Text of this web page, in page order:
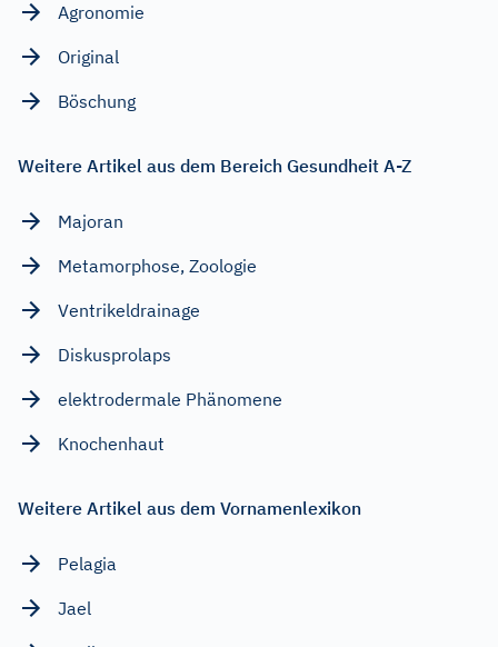
Agronomie
Original
Böschung
Weitere Artikel aus dem Bereich Gesundheit A-Z
Majoran
Metamorphose, Zoologie
Ventrikeldrainage
Diskusprolaps
elektrodermale Phänomene
Knochenhaut
Weitere Artikel aus dem Vornamenlexikon
Pelagia
Jael